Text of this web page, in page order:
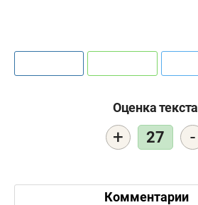
Оценка текста
+ 27 -
Комментарии